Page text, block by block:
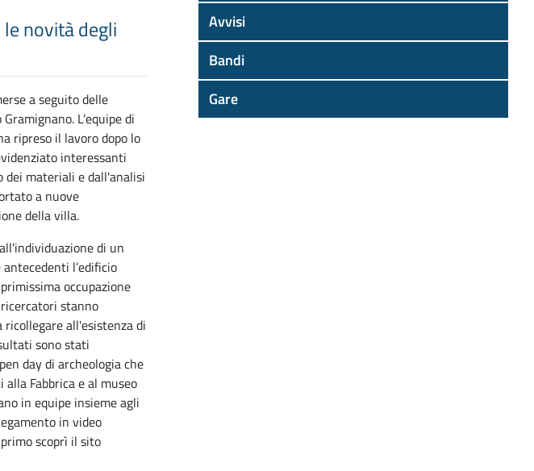
novità degli
a seguito delle
L’equipe di
ripreso il lavoro dopo lo
interessanti
dei materiali e dall'analisi
a nuove
della villa.
di un
l’edificio
occupazione
stanno
all'esistenza di
sono stati
day di archeologia che
Fabbrica e al museo
in equipe insieme agli
in video
scoprì il sito
Avvisi
Bandi
Gare